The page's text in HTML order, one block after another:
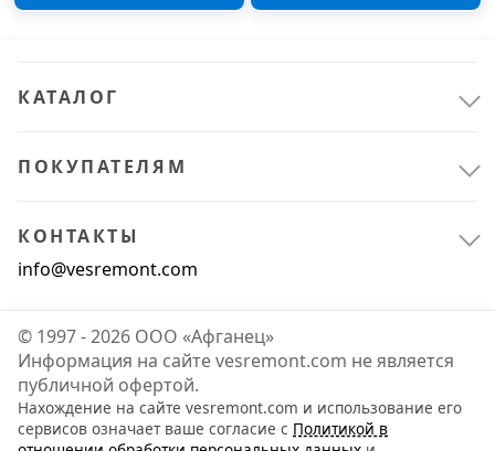
КАТАЛОГ
ПОКУПАТЕЛЯМ
КОНТАКТЫ
info@vesremont.com
© 1997 - 2026 ООО «Афганец»
Информация на сайте vesremont.com не является
публичной офертой.
Нахождение на сайте vesremont.com и использование его
сервисов означает ваше согласие с Политикой в